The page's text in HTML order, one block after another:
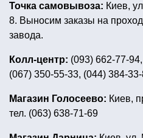
Точка самовывоза: Киев,
8. Выносим заказы на
завода.
Колл-центр: (093) 662-77-
(067) 350-55-33, (044) 384-
Магазин Голосеево: Киев,
тел. (063) 638-71-69